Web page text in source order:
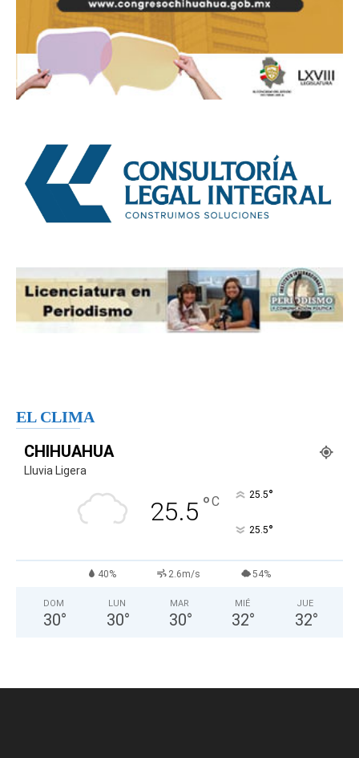
EL CLIMA
CHIHUAHUA
Lluvia Ligera
25.5 °C 25.5°
25.5°
40% 2.6m/s 54%
DOM
30°
LUN
30°
MAR
30°
MIÉ
32°
JUE
32°